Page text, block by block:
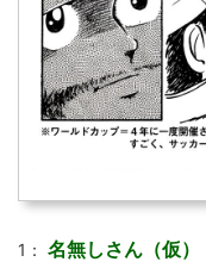
1： 名無しさん（仮）